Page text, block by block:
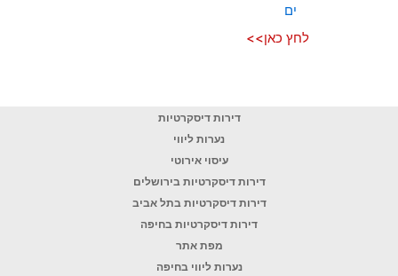
ים
לחץ כאן>>
דירות דיסקרטיות
נערות ליווי
עיסוי אירוטי
דירות דיסקרטיות בירושלים
דירות דיסקרטיות בתל אביב
דירות דיסקרטיות בחיפה
מפת אתר
נערות ליווי בחיפה